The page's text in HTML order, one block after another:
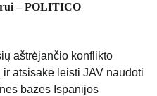
– POLITICO
aštrėjančio konflikto
atsisakė leisti JAV naudoti
bazes Ispanijos